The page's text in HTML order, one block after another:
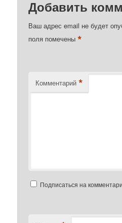
Добавить
Ваш адрес email не будет
поля помечены*
Комментарий *
Подписаться на